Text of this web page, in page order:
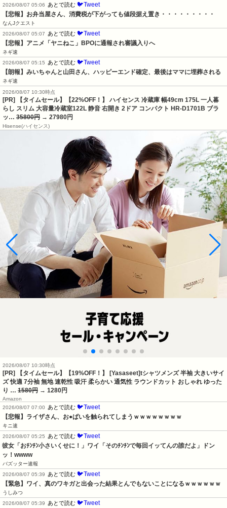
2026/08/07 05:06
あとで読む 🐦Tweet
【悲報】お弁当屋さん、消費税が下がっても値段据え置き・・・・・・・・・
なんJクエスト
2026/08/07 05:07
あとで読む 🐦Tweet
【悲報】アニメ「ヤニねこ」BPOに通報され審議入りへ
ネギ速
2026/08/07 05:15
あとで読む 🐦Tweet
【朗報】みいちゃんと山田さん、ハッピーエンド確定、最後はママに埋葬される
ネギ速
2026/08/07 10:30時点
[PR] 【タイムセール】【22%OFF！】 ハイセンス 冷蔵庫 幅49cm 175L 一人暮
らし スリム 大容量冷蔵室122L 静音 右開き 2ドア コンパクト HR-D1701B ブラ
ッ… 35800円 → 27980円
Hisense(ハイセンス)
2026/08/07 10:30時点
[PR] 【タイムセール】【19%OFF！】 [Yasaseet]tシャツメンズ 半袖 大きいサイ
ズ 快適 7分袖 無地 速乾性 吸汗 柔らかい 通気性 ラウンドカット おしゃれ ゆった
り … 1580円 → 1280円
Amazon
2026/08/07 07:00
あとで読む 🐦Tweet
【悲報】ライザさん、お●ぱいを触られてしまうｗｗｗｗｗｗｗｗ
キニ速
2026/08/07 05:25
あとで読む 🐦Tweet
彼女「おﾁﾝﾁﾝ小さいくせに！」ワイ「そのﾁﾝﾁﾝで毎回イッてんの誰だよ」ドン
ッ！wwww
バズッター速報
2026/08/07 05:39
あとで読む 🐦Tweet
【緊急】ワイ、真のワキガと出会った結果とんでもないことになるｗｗｗｗｗｗ
うしみつ
2026/08/07 05:39
あとで読む 🐦Tweet